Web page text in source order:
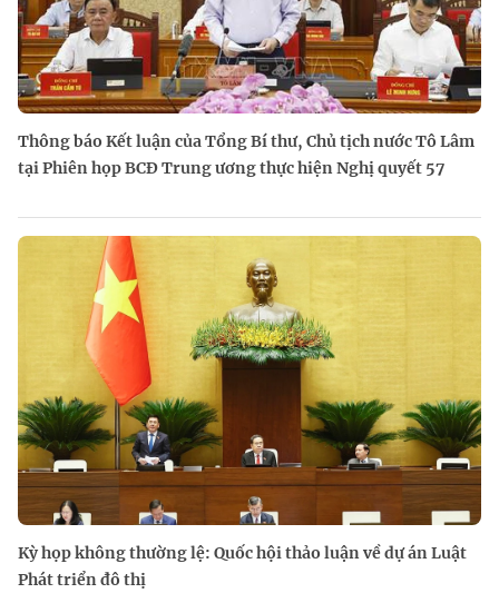
Thông báo Kết luận của Tổng Bí thư, Chủ tịch nước Tô Lâm
tại Phiên họp BCĐ Trung ương thực hiện Nghị quyết 57
Kỳ họp không thường lệ: Quốc hội thảo luận về dự án Luật
Phát triển đô thị